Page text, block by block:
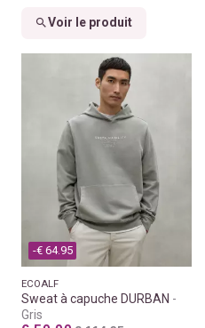
Voir le produit
-€ 64.95
ECOALF
Sweat à capuche DURBAN
Gris